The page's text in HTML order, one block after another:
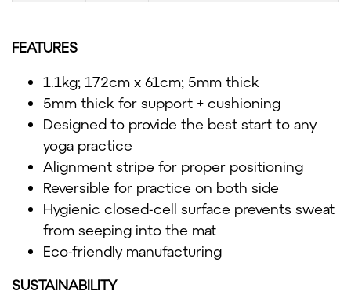
FEATURES
1.1kg; 172cm x 61cm; 5mm thick
5mm thick for support + cushioning
Designed to provide the best start to any
yoga practice
Alignment stripe for proper positioning
Reversible for practice on both side
Hygienic closed-cell surface prevents sweat
from seeping into the mat
Eco-friendly manufacturing
SUSTAINABILITY